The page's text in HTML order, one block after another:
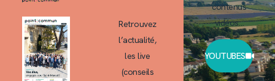
Retrouvez
l’actualité,
les live
(conseils
contenus
vidéos…
YOUTUBES